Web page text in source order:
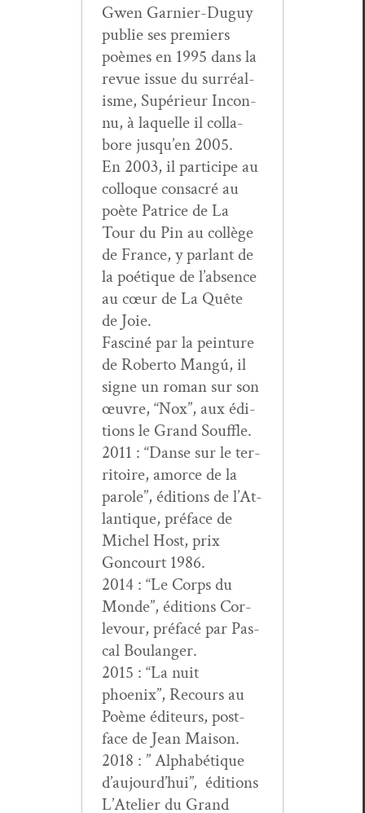
Gwen Gar­nier-Duguy
pub­lie ses pre­miers
poèmes en 1995 dans la
revue issue du sur­réal­
isme, Supérieur Incon­
nu, à laque­lle il col­la­
bore jusqu’en 2005.
En 2003, il par­ticipe au
col­loque con­sacré au
poète Patrice de La
Tour du Pin au col­lège
de France, y par­lant de
la poé­tique de l’ab­sence
au cœur de La Quête
de Joie.
Fasciné par la pein­ture
de Rober­to Mangú, il
signe un roman sur son
œuvre, “Nox”, aux édi­
tions le Grand Souffle.
2011 : “Danse sur le ter­
ri­toire, amorce de la
parole”, édi­tions de l’At­
lan­tique, pré­face de
Michel Host, prix
Goncourt 1986.
2014 : “Le Corps du
Monde”, édi­tions Cor­
levour, pré­facé par Pas­
cal Boulanger.
2015 : “La nuit
phoenix”, Recours au
Poème édi­teurs, post­
face de Jean Maison.
2018 : ” Alphabé­tique
d’au­jour­d’hui”, édi­tions
L’Ate­lier du Grand